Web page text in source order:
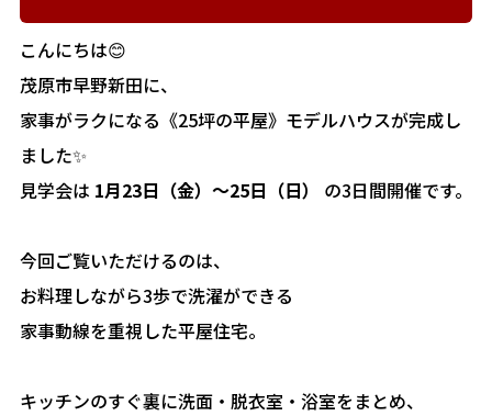
こんにちは😊
茂原市早野新田に、
家事がラクになる《25坪の平屋》モデルハウスが完成し
ました✨
見学会は 1月23日（金）～25日（日） の3日間開催です。
今回ご覧いただけるのは、
お料理しながら3歩で洗濯ができる
家事動線を重視した平屋住宅。
キッチンのすぐ裏に洗面・脱衣室・浴室をまとめ、